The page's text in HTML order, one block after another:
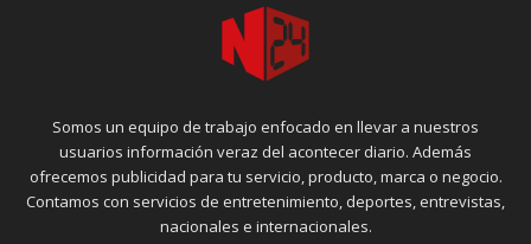
Somos un equipo de trabajo enfocado en llevar a nuestros
usuarios información veraz del acontecer diario. Además
ofrecemos publicidad para tu servicio, producto, marca o negocio.
Contamos con servicios de entretenimiento, deportes, entrevistas,
nacionales e internacionales.